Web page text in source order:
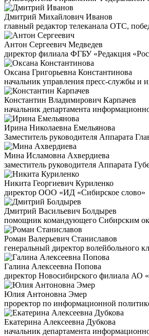
Дмитрий Михайлович Иванов
главный редактор телеканала ОТС,
Антон Сергеевич Медведев
директор филиала ФГБУ «Редакция
Оксана Григорьевна Константинова
начальник управления пресс-службы
Константин Владимирович Карпачев
начальник департамента
Ирина Николаевна Емельянова
Заместитель руководителя Аппарата
Мина Исламовна Ахвердиева
заместитель руководителя Аппарата
Никита Георгиевич Куриленко
директор ООО «ИД «Сибирское слово»
Дмитрий Васильевич Болдырев
помощник командующего Сибирским
Роман Валерьевич Станиславов
генеральный директор волейбольного
Галина Алексеевна Попова
директор Новосибирского филиала
Юлия Антоновна Эмер
проректор по информационной
Екатерина Алексеевна Дубкова
начальник департамента